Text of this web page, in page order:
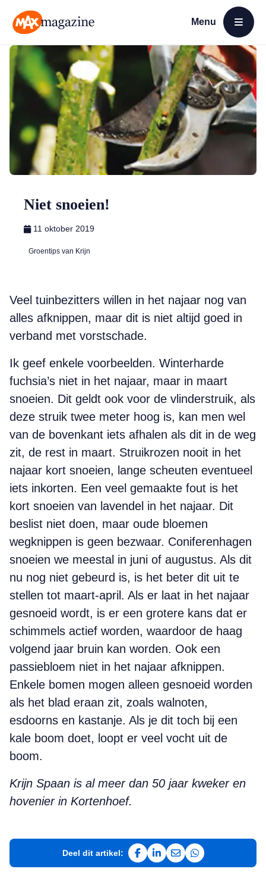
Menu
Open menu
Niet snoeien!
11 oktober 2019
Groentips van Krijn
Veel tuinbezitters willen in het najaar nog van
alles afknippen, maar dit is niet altijd goed in
verband met vorstschade.
Ik geef enkele voorbeelden. Winterharde
fuchsia’s niet in het najaar, maar in maart
snoeien. Dit geldt ook voor de vlinderstruik, als
deze struik twee meter hoog is, kan men wel
van de bovenkant iets afhalen als dit in de weg
zit, de rest in maart. Struikrozen nooit in het
najaar kort snoeien, lange scheuten eventueel
iets inkorten. Een veel gemaakte fout is het
kort snoeien van lavendel in het najaar. Dit
beslist niet doen, maar oude bloemen
wegknippen is geen bezwaar. Coniferenhagen
snoeien we meestal in juni of augustus. Als dit
nu nog niet gebeurd is, is het beter dit uit te
stellen tot maart-april. Als er laat in het najaar
gesnoeid wordt, is er een grotere kans dat er
schimmels actief worden, waardoor de haag
volgend jaar bruin kan worden. Ook een
passiebloem niet in het najaar afknippen.
Enkele bomen mogen alleen gesnoeid worden
als het blad eraan zit, zoals walnoten,
esdoorns en kastanje. Als je dit toch bij een
kale boom doet, loopt er veel vocht uit de
boom.
Krijn Spaan is al meer dan 50 jaar kweker en
hovenier in Kortenhoef.
Deel dit artikel:
Deel op Facebook
Deel op LinkedIn
Deel via e-mail
Deel via